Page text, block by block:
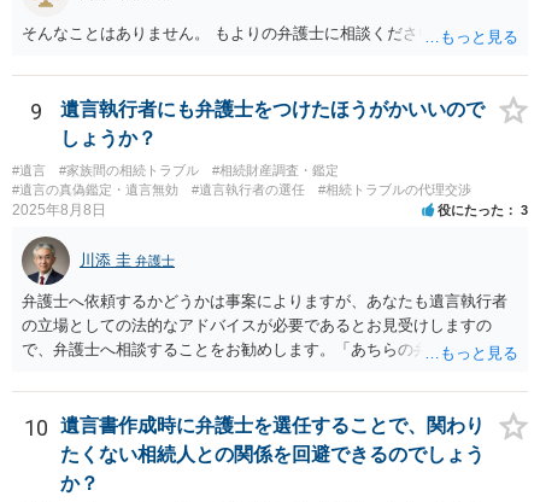
そんなことはありません。 もよりの弁護士に相談ください。
9
遺言執行者にも弁護士をつけたほうがかいいので
しょうか？
#遺言 #家族間の相続トラブル
#相続財産調査・鑑定
#遺言の真偽鑑定・遺言無効
#遺言執行者の選任 #相続トラブルの代理交渉
2025年8月8日 役にたった 3
川添 圭 弁護士
弁護士へ依頼するかどうかは事案によりますが、あなたも遺言執行者
の立場としての法的なアドバイスが必要であるとお見受けしますの
で、弁護士へ相談することをお勧めします。「あちらの弁護士」（元
誘導しかしてこないと思います。
10
遺言書作成時に弁護士を選任することで、関わり
たくない相続人との関係を回避できるのでしょう
か？